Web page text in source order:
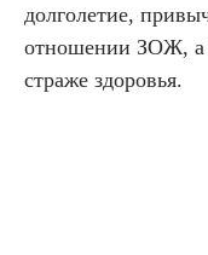
долголетие,
отношении ЗОЖ, а
страже здоровья.